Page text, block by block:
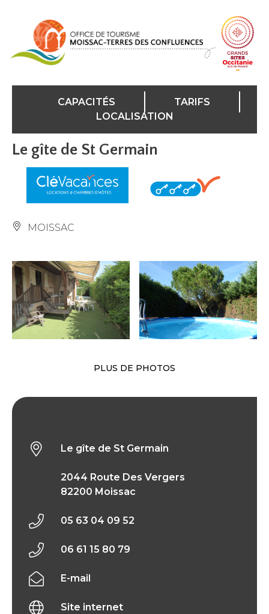
CAPACITÉS
TARIFS
LOCALISATION
Le gîte de St Germain
MOISSAC
PLUS DE PHOTOS
Le gîte de St Germain
2044 Route Des Vergers
82200 Moissac
05 63 04 09 52
06 61 15 80 79
E-mail
Site internet